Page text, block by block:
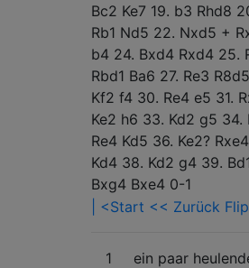
Bc2 Ke7 19. b3 Rhd8
Rb1 Nd5 22. Nxd5 +
b4 24. Bxd4 Rxd4 25.
Rbd1 Ba6 27. Re3 R8d5
Kf2 f4 30. Re4 e5 31.
Ke2 h6 33. Kd2 g5 34.
Re4 Kd5 36. Ke2?
Kd4 38. Kd2 g4 39.
Bxg4 Bxe4 0-1
| <Start << Zurück Flip
1
ein paar